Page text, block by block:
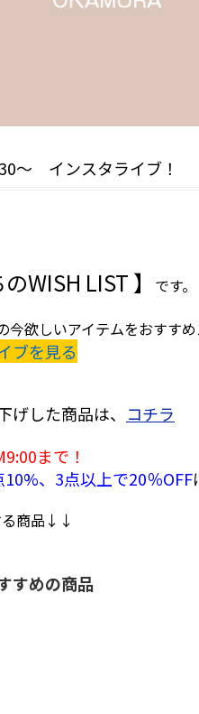
～ インスタライブ！
のWISH LIST 】
です。
今欲しいアイテムをおすす
ブを見る
した商品は、
コチラ
まで！
、3点以上で20％OFF
る商品↓↓
すめの商品